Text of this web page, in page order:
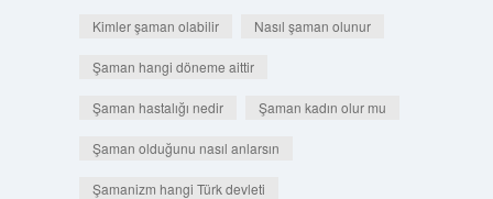
Kimler şaman olabilir Nasıl şaman olunur
Şaman hangi döneme aittir
Şaman hastalığı nedir Şaman kadın olur mu
Şaman olduğunu nasıl anlarsın
Şamanizm hangi Türk devleti